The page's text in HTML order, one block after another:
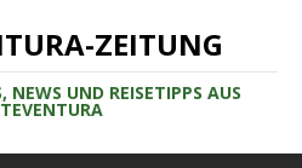
ZEITUNG
NEWS UND REISETIPPS AUS